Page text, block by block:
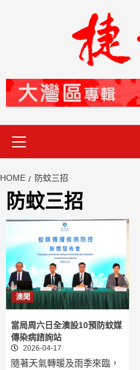
HOME 防蚊三招
防蚊三招
澳聞
當局周六日全澳設10預防蚊媒
傳染病諮詢站
2026-04-17
隨著天氣轉暖及雨季來臨，